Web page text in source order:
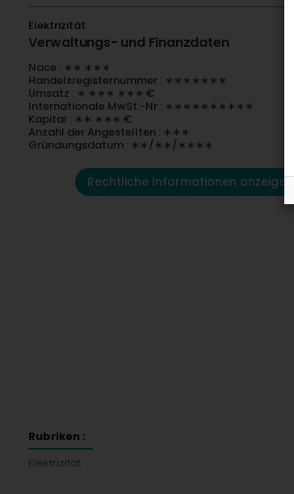
Elektrizität
Verwaltungs- und Finanzdaten
Nace : ∗∗.∗∗∗
Handelsregisternummer : ∗∗∗∗∗∗∗
Umsatz : ∗ ∗∗∗ ∗∗∗ €
Internationale MwSt.-Nr : ∗∗∗∗∗∗∗∗∗∗
Kapital : ∗∗ ∗∗∗ €
Anzahl der Angestellten : ∗∗∗
Gründungsdatum : ∗∗/∗∗/∗∗∗∗
Rechtliche Informationen anzeigen
Rubriken :
Elektrizität